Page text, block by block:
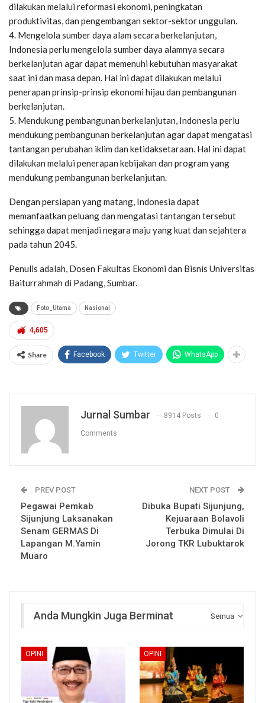
dilakukan melalui reformasi ekonomi, peningkatan
produktivitas, dan pengembangan sektor-sektor unggulan.
4. Mengelola sumber daya alam secara berkelanjutan,
Indonesia perlu mengelola sumber daya alamnya secara
berkelanjutan agar dapat memenuhi kebutuhan masyarakat
saat ini dan masa depan. Hal ini dapat dilakukan melalui
penerapan prinsip-prinsip ekonomi hijau dan pembangunan
berkelanjutan.
5. Mendukung pembangunan berkelanjutan, Indonesia perlu
mendukung pembangunan berkelanjutan agar dapat mengatasi
tantangan perubahan iklim dan ketidaksetaraan. Hal ini dapat
dilakukan melalui penerapan kebijakan dan program yang
mendukung pembangunan berkelanjutan.
Dengan persiapan yang matang, Indonesia dapat
memanfaatkan peluang dan mengatasi tantangan tersebut
sehingga dapat menjadi negara maju yang kuat dan sejahtera
pada tahun 2045.
Penulis adalah, Dosen Fakultas Ekonomi dan Bisnis Universitas
Baiturrahmah di Padang, Sumbar.
Foto_Utama Nasional
4,605
Share Facebook Twitter WhatsApp
Jurnal Sumbar 8914 Posts 0
Comments
PREV POST
Pegawai Pemkab
Sijunjung Laksanakan
Senam GERMAS Di
Lapangan M.Yamin
Muaro
NEXT POST
Dibuka Bupati Sijunjung,
Kejuaraan Bolavoli
Terbuka Dimulai Di
Jorong TKR Lubuktarok
Semua
Anda Mungkin Juga Berminat
OPINI OPINI